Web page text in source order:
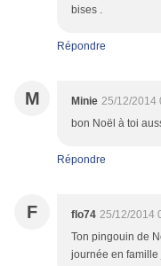
bises .
Répondre
M Minie 25/12/2014
bon Noël à toi
Répondre
F flo74 25/12/2014
Ton pingouin de
journée en famille